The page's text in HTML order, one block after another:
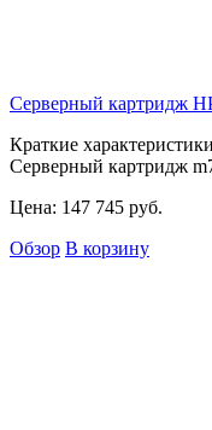
Серверный картридж
Краткие
Серверный картридж
Цена: 147 745 руб.
Обзор В корзину